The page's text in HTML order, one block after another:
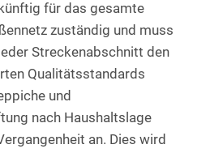
für das gesamte
zuständig und muss
Streckenabschnitt den
Qualitätsstandards
und
nach Haushaltslage
an. Dies wird